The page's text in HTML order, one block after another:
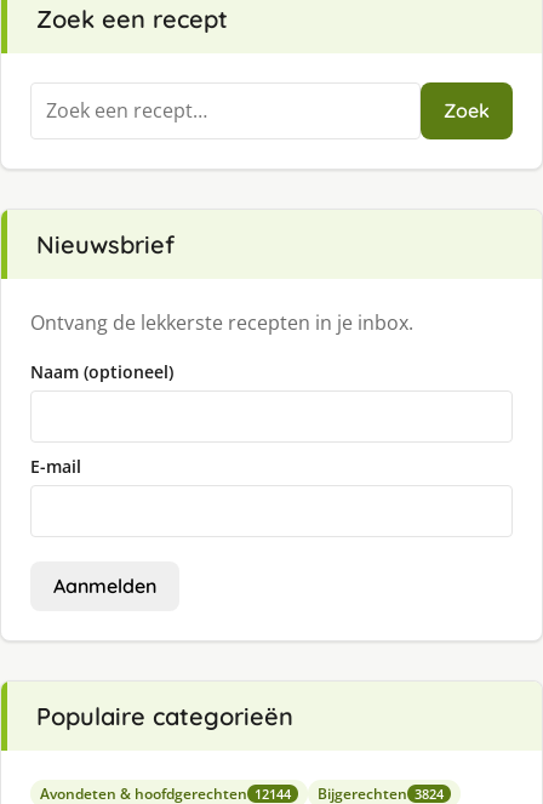
Zoek een recept
Zoeken
naar:
Zoek
Nieuwsbrief
Ontvang de lekkerste recepten in je inbox.
Naam (optioneel)
E-mail
Aanmelden
Populaire categorieën
Avondeten & hoofdgerechten 12144 Bijgerechten 3824